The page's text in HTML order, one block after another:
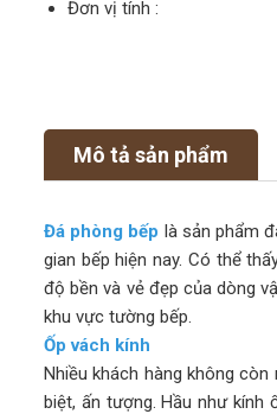
Đơn vị tính :
Mô tả sản phẩm
Đá phòng bếp là sản phẩm
gian bếp hiện nay. Có thể
độ bền và vẻ đẹp của dòng
khu vực tường bếp.
Ốp vách kính
Nhiều khách hàng không
biệt, ấn tượng. Hầu như